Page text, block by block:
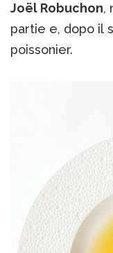
Joël Robuchon,
partie e, dopo il
poissonier.